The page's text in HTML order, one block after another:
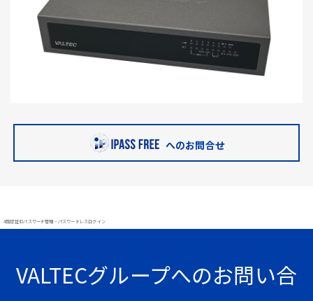
へのお問合せ
#顔認証 IDパスワード管理・パスワードレスログイン
VALTECグループへのお問い合